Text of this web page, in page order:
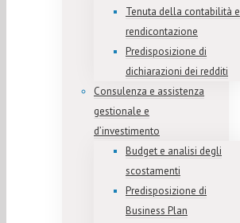
Tenuta della contabilità e
rendicontazione
Predisposizione di
dichiarazioni dei redditi
Consulenza e assistenza
gestionale e
d’investimento
Budget e analisi degli
scostamenti
Predisposizione di
Business Plan